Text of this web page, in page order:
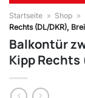
Startseite » Shop »
Rechts (DL/DKR),
Balkontür
Kipp Rechts